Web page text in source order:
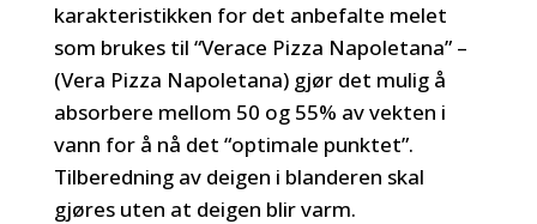
karakteristikken for det anbefalte melet
som brukes til “Verace Pizza Napoletana” –
(Vera Pizza Napoletana) gjør det mulig å
absorbere mellom 50 og 55% av vekten i
vann for å nå det “optimale punktet”.
Tilberedning av deigen i blanderen skal
gjøres uten at deigen blir varm.